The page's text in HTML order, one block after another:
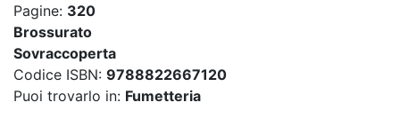
Pagine: 320
Brossurato
Sovraccoperta
Codice ISBN: 9788822667120
Puoi trovarlo in: Fumetteria